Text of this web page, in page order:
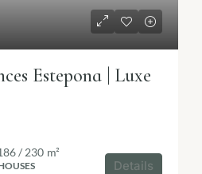
Estepona | Luxe
/ 230 m²
Details